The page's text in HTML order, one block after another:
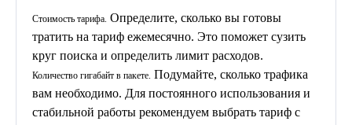
Стоимость тарифа. Определите, сколько вы готовы
тратить на тариф ежемесячно. Это поможет сузить
круг поиска и определить лимит расходов.
Количество гигабайт в пакете. Подумайте, сколько трафика
вам необходимо. Для постоянного использования и
стабильной работы рекомендуем выбрать тариф с